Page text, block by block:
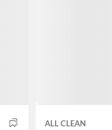
ALL CLEAN